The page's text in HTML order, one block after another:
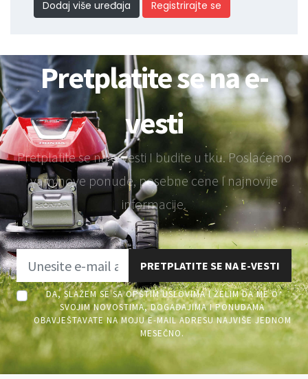
Pretplatite se na e-
vesti
Pretplatite se na e-vesti I budite u tku. Poslaćemo
vam nove ponude, posebne cene I najnovije
informacije.
PRETPLATITE SE NA E-VESTI
DA, SLAŽEM SE SA OPŠTIM USLOVIMA I ŽELIM DA ME O
SVOJIM NOVOSTIMA, DOGAĐAJIMA I PONUDAMA
OBAVJEŠTAVATE NA MOJU E-MAIL ADRESU NAJVIŠE JEDNOM
MESEČNO.